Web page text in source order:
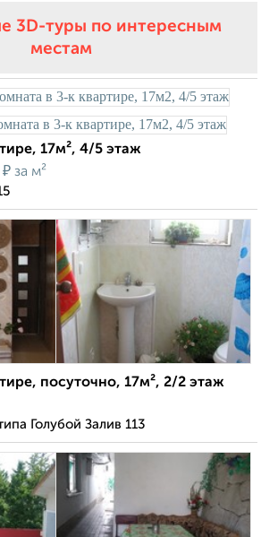
3D-туры по интересным
местам
17м², 4/5 этаж
₽ за м²
посуточно, 17м², 2/2 этаж
Голубой Залив 113